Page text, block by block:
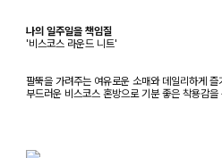
나의 일주일을 책임질
'비스코스 라운드 니트'
팔뚝을 가려주는 여유로운 소매와 데일리하게 즐
부드러운 비스코스 혼방으로 기분 좋은 착용감